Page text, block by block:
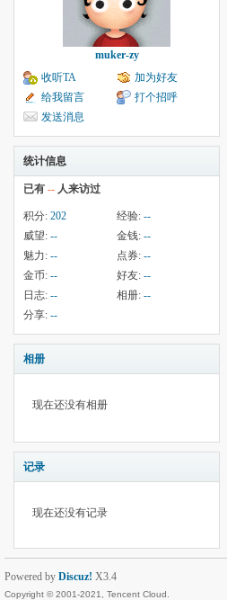
muker-zy
收听TA
加为好友
给我留言
打个招呼
发送消息
统计信息
已有 -- 人来访过
积分: 202 经验: --
威望: -- 金钱: --
魅力: -- 点券: --
金币: -- 好友: --
日志: -- 相册: --
分享: --
相册
现在还没有相册
记录
现在还没有记录
Powered by Discuz! X3.4
Copyright © 2001-2021, Tencent Cloud.